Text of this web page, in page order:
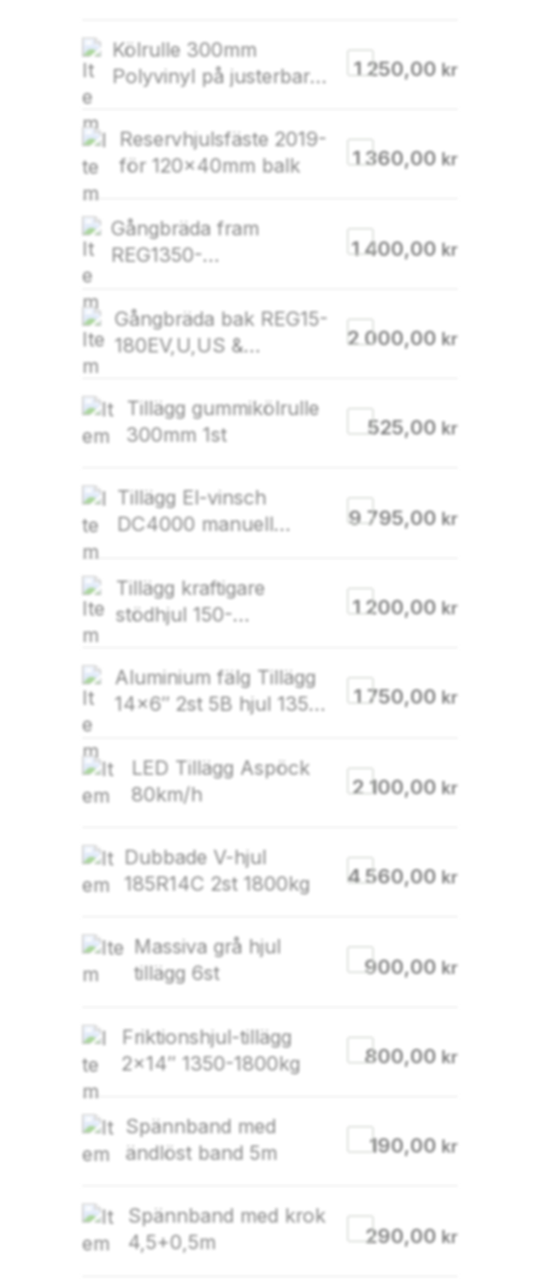
Kölrulle 300mm
Polyvinyl på justerbar
1 250,00 kr
Reservhjulsfäste 2019-
för 120x40mm balk
1 360,00 kr
Gångbräda fram
REG1350-
1600,REG&LGF3000
FV,U,US
1 400,00 kr
Gångbräda bak REG15-
180EV,U,US &
2 000,00 kr
Tillägg gummikölrulle
300mm 1st
525,00 kr
Tillägg El-vinsch
DC4000 manuell
9 795,00 kr
Tillägg kraftigare
stödhjul 150-
1 200,00 kr
Aluminium fälg Tillägg
14×6″ 2st 5B hjul 1350-
1 750,00 kr
LED Tillägg Aspöck
80km/h
2 100,00 kr
Dubbade V-hjul
185R14C 2st 1800kg
4 560,00 kr
Massiva grå hjul
tillägg 6st
900,00 kr
Friktionshjul-tillägg
2×14″ 1350-1800kg
800,00 kr
Spännband med
ändlöst band 5m
190,00 kr
Spännband med krok
4,5+0,5m
290,00 kr